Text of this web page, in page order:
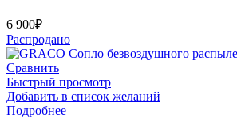
6 900₽
Распродано
Сравнить
Быстрый просмотр
Добавить в список желаний
Подробнее